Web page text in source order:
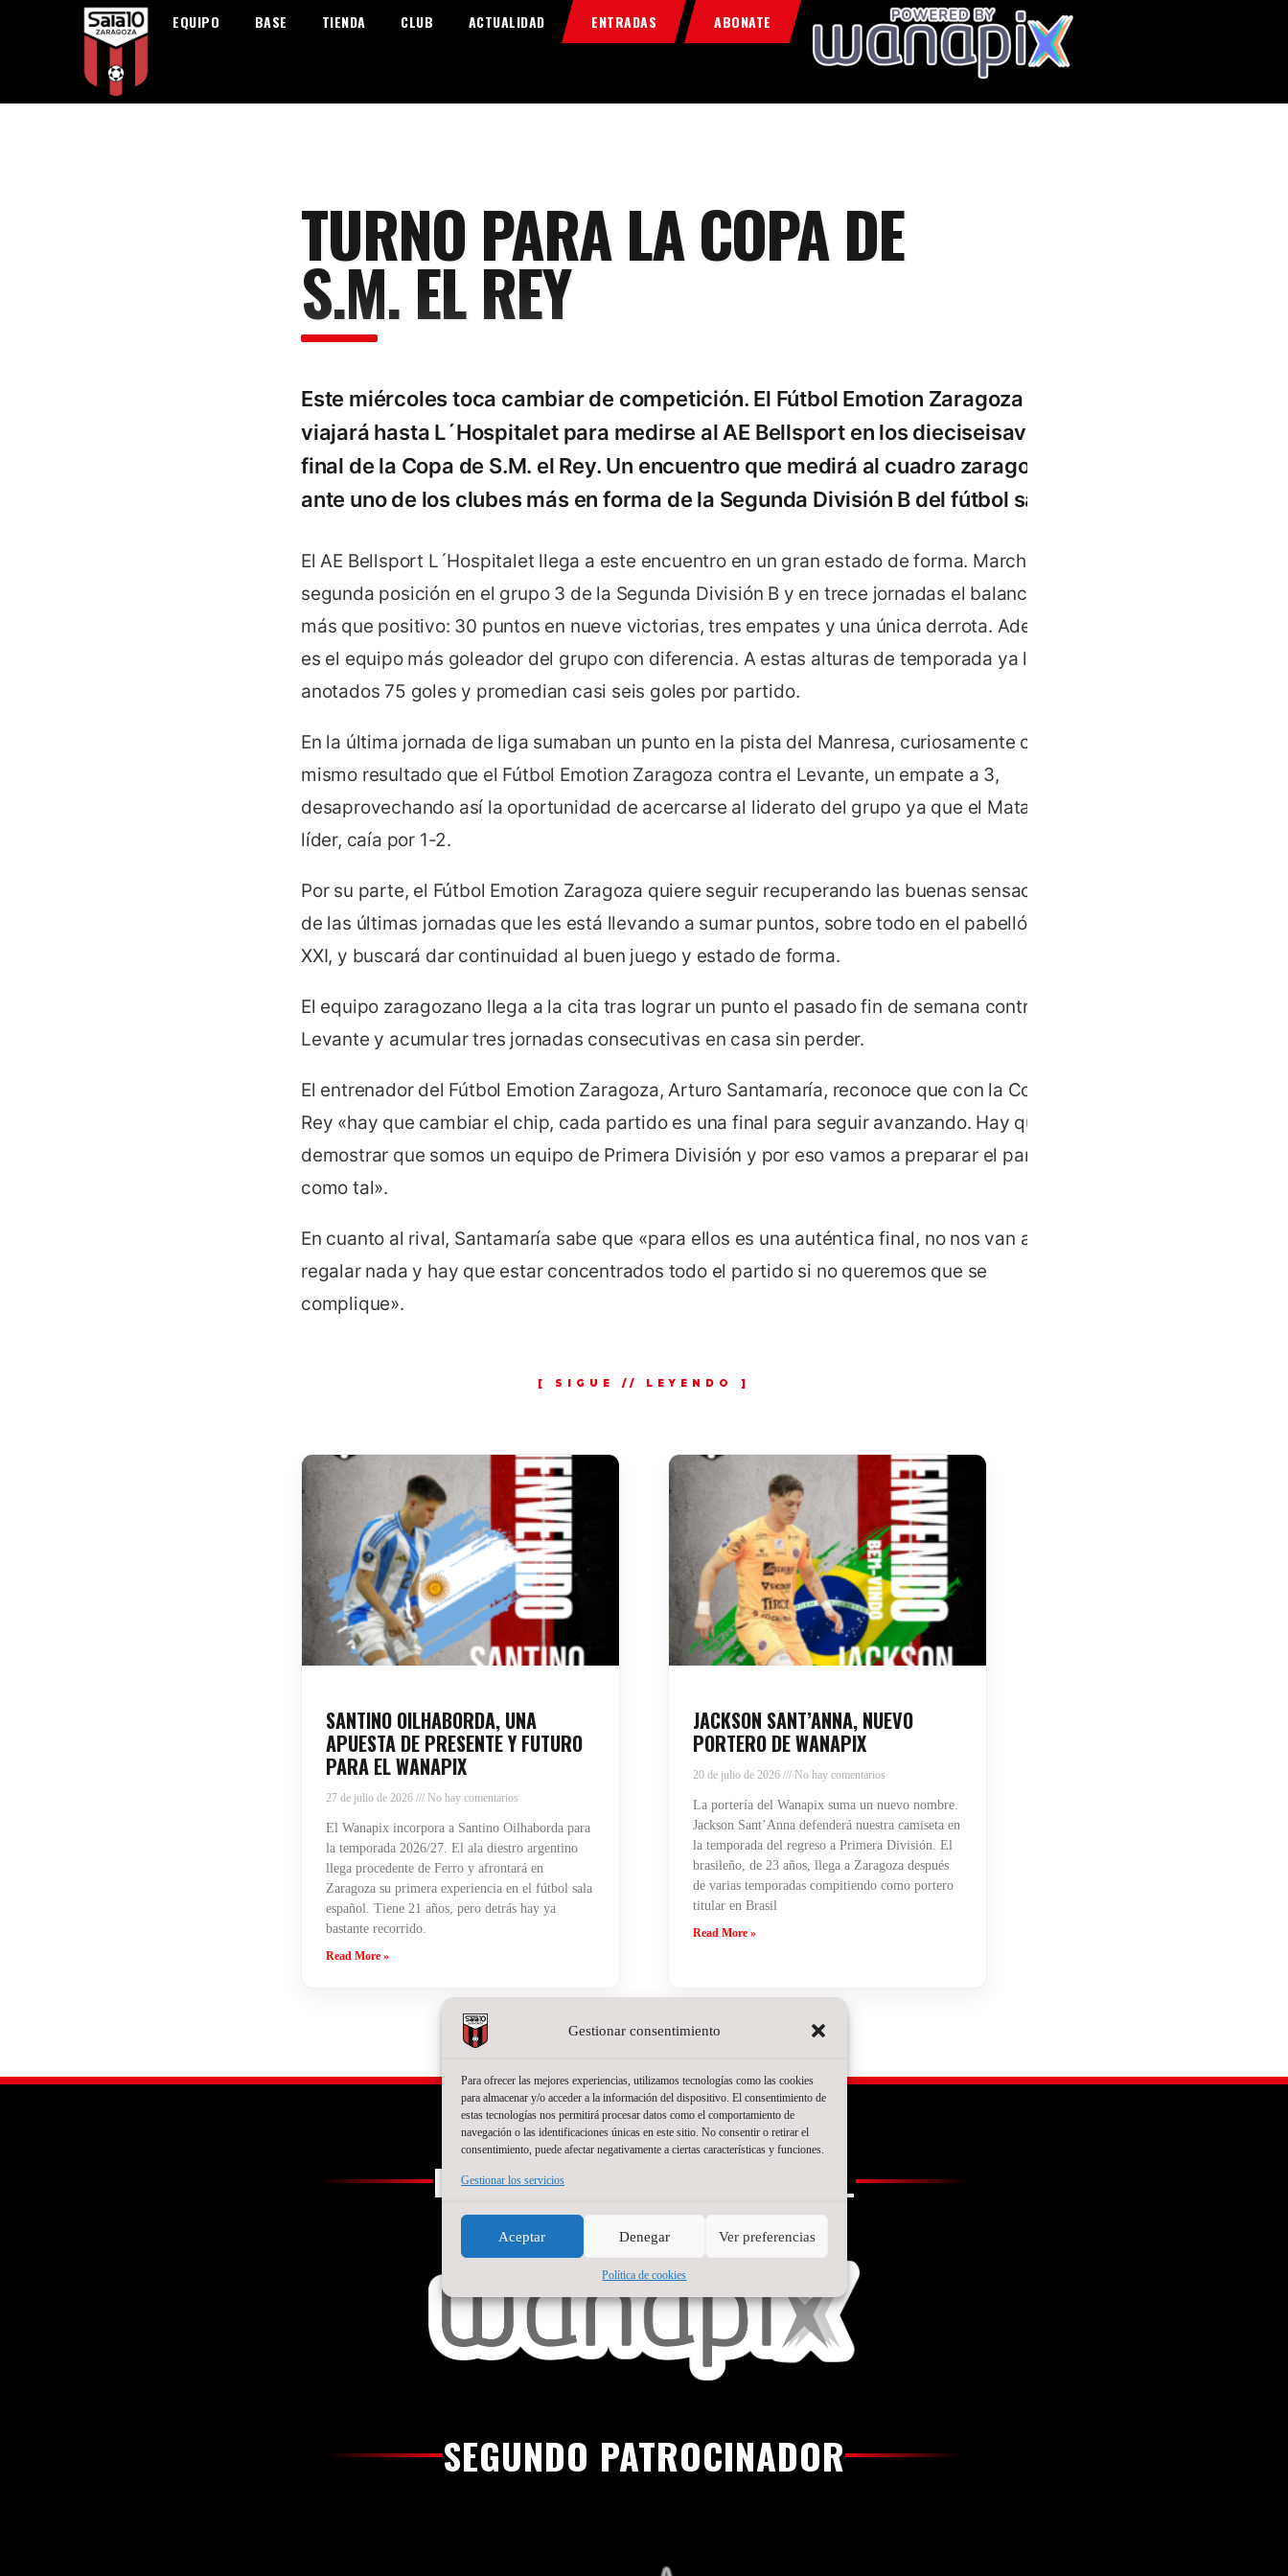
Gestionar consentimiento
Para ofrecer las mejores experiencias, utilizamos tecnologías como las cookies
para almacenar y/o acceder a la información del dispositivo. El consentimiento de
estas tecnologías nos permitirá procesar datos como el comportamiento de
navegación o las identificaciones únicas en este sitio. No consentir o retirar el
consentimiento, puede afectar negativamente a ciertas características y funciones.
Gestionar los servicios
Aceptar Denegar Ver preferencias
Política de cookies
EQUIPO BASE TIENDA CLUB ACTUALIDAD ENTRADAS ABONATE
Home
Food & Drink
TURNO PARA LA COPA DE
S.M. EL REY
Este miércoles toca cambiar de competición. El Fútbol Emotion Zaragoza
viajará hasta L´Hospitalet para medirse al AE Bellsport en los dieciseisavos de
final de la Copa de S.M. el Rey. Un encuentro que medirá al cuadro zaragozano
ante uno de los clubes más en forma de la Segunda División B del fútbol sala.
El AE Bellsport L´Hospitalet llega a este encuentro en un gran estado de forma. Marchan en
segunda posición en el grupo 3 de la Segunda División B y en trece jornadas el balance es
más que positivo: 30 puntos en nueve victorias, tres empates y una única derrota. Además,
es el equipo más goleador del grupo con diferencia. A estas alturas de temporada ya llevan
anotados 75 goles y promedian casi seis goles por partido.
En la última jornada de liga sumaban un punto en la pista del Manresa, curiosamente con el
mismo resultado que el Fútbol Emotion Zaragoza contra el Levante, un empate a 3,
desaprovechando así la oportunidad de acercarse al liderato del grupo ya que el Mataró,
líder, caía por 1-2.
Por su parte, el Fútbol Emotion Zaragoza quiere seguir recuperando las buenas sensaciones
de las últimas jornadas que les está llevando a sumar puntos, sobre todo en el pabellón Siglo
XXI, y buscará dar continuidad al buen juego y estado de forma.
El equipo zaragozano llega a la cita tras lograr un punto el pasado fin de semana contra el
Levante y acumular tres jornadas consecutivas en casa sin perder.
El entrenador del Fútbol Emotion Zaragoza, Arturo Santamaría, reconoce que con la Copa del
Rey «hay que cambiar el chip, cada partido es una final para seguir avanzando. Hay que
demostrar que somos un equipo de Primera División y por eso vamos a preparar el partido
como tal».
En cuanto al rival, Santamaría sabe que «para ellos es una auténtica final, no nos van a
regalar nada y hay que estar concentrados todo el partido si no queremos que se
complique».
SANTINO OILHABORDA, UNA
APUESTA DE PRESENTE Y FUTURO
PARA EL WANAPIX
27 de julio de 2026 No hay comentarios
El Wanapix incorpora a Santino Oilhaborda para
la temporada 2026/27. El ala diestro argentino
llega procedente de Ferro y afrontará en
Zaragoza su primera experiencia en el fútbol sala
español. Tiene 21 años, pero detrás hay ya
bastante recorrido.
Read More »
JACKSON SANT’ANNA, NUEVO
PORTERO DE WANAPIX
20 de julio de 2026 No hay comentarios
La portería del Wanapix suma un nuevo nombre.
Jackson Sant’Anna defenderá nuestra camiseta en
la temporada del regreso a Primera División. El
brasileño, de 23 años, llega a Zaragoza después
de varias temporadas compitiendo como portero
titular en Brasil
Read More »
PATROCINADOR PRINCIPAL
SEGUNDO PATROCINADOR